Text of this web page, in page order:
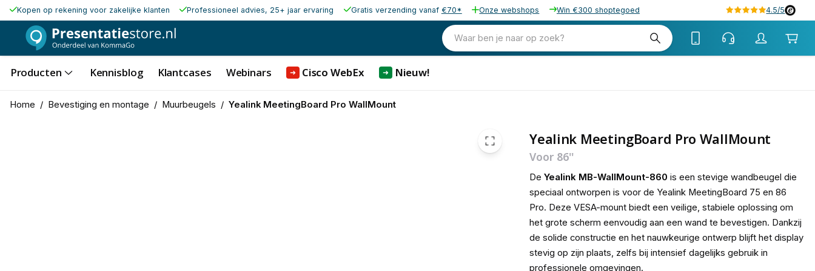
Kopen op rekening voor zakelijke klanten Professioneel advies, 25+ jaar ervaring Gratis verzending vanaf €70* Onze webshops Win €300 shoptegoed 4.5/5
Waar ben je naar op zoek?
Producten Kennisblog Klantcases Webinars ➜ Cisco WebEx ➜ Nieuw!
Home / Bevestiging en montage / Muurbeugels / Yealink MeetingBoard Pro WallMount
Yealink MeetingBoard Pro WallMount
Voor 86''
DeYealink MB-WallMount-860 is een stevige wandbeugel die
speciaal ontworpen is voor de Yealink MeetingBoard 75 en 86
Pro. Deze VESA-mount biedt een veilige, stabiele oplossing om
het grote scherm eenvoudig aan een wand te bevestigen. Dankzij
de solide constructie en het nauwkeurige ontwerp blijft het display
stevig op zijn plaats, zelfs bij intensief dagelijks gebruik in
professionele omgevingen.
89,00 excl. btw
107,69 incl. btw